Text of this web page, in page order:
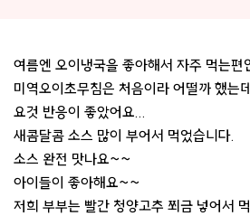
여름엔 오이냉국을 좋아해서 자주 먹는편
미역오이초무침은 처음이라 어떨까 했는
요것 반응이 좋았어요...
새콤달콤 소스 많이 부어서 먹었습니다.
소스 완전 맛나요~~
아이들이 좋아해요~~
저희 부부는 빨간 청양고추 쬐금 넣어서